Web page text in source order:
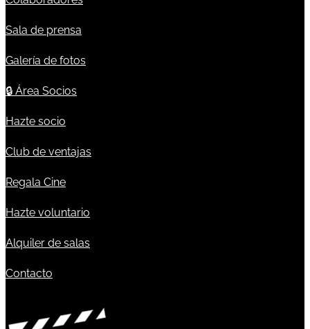
Sala de prensa
Galería de fotos
🔒 Área Socios
Hazte socio
Club de ventajas
Regala Cine
Hazte voluntario
Alquiler de salas
Contacto